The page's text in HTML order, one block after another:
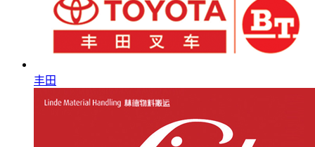
丰田